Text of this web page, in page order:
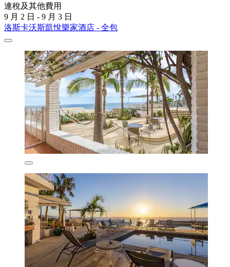
連稅及其他費用
9 月 2 日 - 9 月 3 日
洛斯卡沃斯凱悅樂家酒店 - 全包